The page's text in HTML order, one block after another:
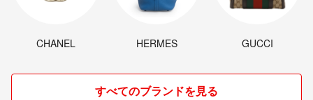
CHANEL HERMES GUCCI
すべてのブランドを見る